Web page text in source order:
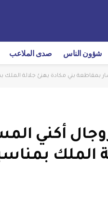
شؤون الناس صدى الملاعب
بمقاطعة بني مكادة يهنئ جلالة
أكني
الملك